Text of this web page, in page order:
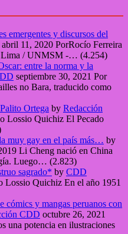
emergentes y discursos del
abril 11, 2020 PorRocío Ferreira
Lima / UNMSM -… (4.254)
entre la norma y la
septiembre 30, 2021 Por
no Bara, traducido como
Ortega by Redacción
Lossio Quichiz El Pecado
muy gay en el país más… by
Li Cheng nació en China
Luego… (2.823)
sagrado* by CDD
Lossio Quichiz En el año 1951
cómics y mangas peruanos con
CDD octubre 26, 2021
una potencia en ilustraciones